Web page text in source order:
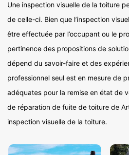
Une inspection visuelle de la toiture
de celle-ci. Bien que l’inspection
être effectuée par l’occupant ou le
pertinence des propositions de
dépend du savoir-faire et des
professionnel seul est en mesure de
adéquates pour la remise en état de
de réparation de fuite de toiture de
inspection visuelle de la toiture.